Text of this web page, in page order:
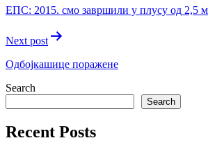
ЕПС: 2015. смо завршили у плусу од 2,5
Next post
Одбојкашице поражене
Search
Search
Recent Posts